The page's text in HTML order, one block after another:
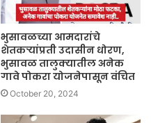
भुसावळच्या आमदारांचे
शेतकऱ्यांप्रती उदासीन धोरण,
भुसावळ तालुक्यातील अनेक
गावे पोकरा योजनेपासून वंचित
October 20, 2024